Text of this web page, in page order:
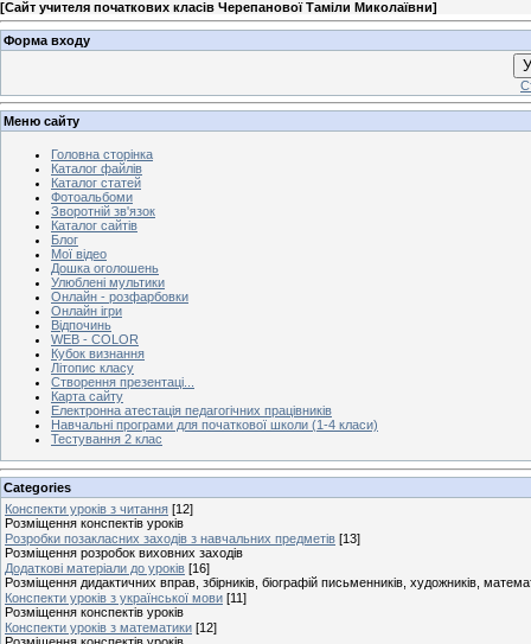
[Сайт учителя початкових класів Черепанової Таміли Миколаївни]
Форма входу
Меню сайту
Головна сторінка
Каталог файлів
Каталог статей
Фотоальбоми
Зворотній зв'язок
Каталог сайтів
Блог
Мої відео
Дошка оголошень
Улюблені мультики
Онлайн - розфарбовки
Онлайн ігри
Відпочинь
WEB - COLOR
Кубок визнання
Літопис класу
Створення презентаці...
Карта сайту
Електронна атестація педагогічних працівників
Навчальні програми для початкової школи (1-4 класи)
Тестування 2 клас
Categories
Конспекти уроків з читання [12]
Розміщення конспектів уроків
Розробки позакласних заходів з навчальних предметів [13]
Розміщення розробок виховних заходів
Додаткові матеріали до уроків [16]
Розміщення дидактичних вправ, збірників, біографій письменників, художників,
Конспекти уроків з української мови [11]
Розміщення конспектів уроків
Конспекти уроків з математики [12]